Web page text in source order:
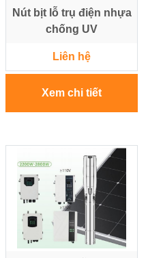
Nút bịt lỗ trụ điện nhựa
chống UV
Liên hệ
Xem chi tiết